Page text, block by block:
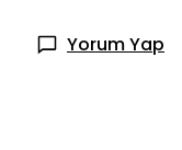
Yorum Yap